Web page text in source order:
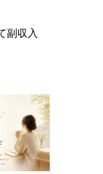
副収入